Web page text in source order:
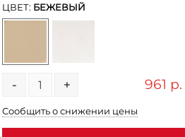
ЦВЕТ: БЕЖЕВЫЙ
- + 961 р.
Сообщить о снижении цены